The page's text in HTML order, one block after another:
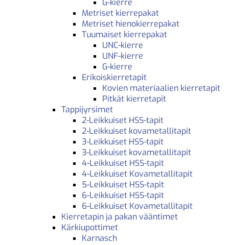
G-kierre
Metriset kierrepakat
Metriset hienokierrepakat
Tuumaiset kierrepakat
UNC-kierre
UNF-kierre
G-kierre
Erikoiskierretapit
Kovien materiaalien kierretapit
Pitkät kierretapit
Tappijyrsimet
2-Leikkuiset HSS-tapit
2-Leikkuiset kovametallitapit
3-Leikkuiset HSS-tapit
3-Leikkuiset kovametallitapit
4-Leikkuiset HSS-tapit
4-Leikkuiset Kovametallitapit
5-Leikkuiset HSS-tapit
6-Leikkuiset HSS-tapit
6-Leikkuiset Kovametallitapit
Kierretapin ja pakan vääntimet
Kärkiupottimet
Karnasch